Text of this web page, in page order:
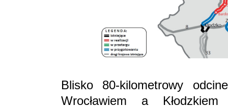
Blisko 80-kilometrowy
Wrocławiem a